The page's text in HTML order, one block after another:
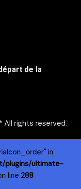
de la
All rights reserved.
in
plugins/ultimate-
line 288